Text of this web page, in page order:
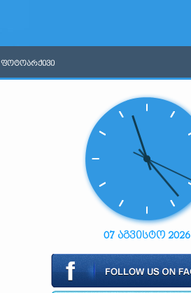
ᲤᲝᲢᲝᲐᲠᲥᲘᲕᲘ
07 აგვისტო 2026